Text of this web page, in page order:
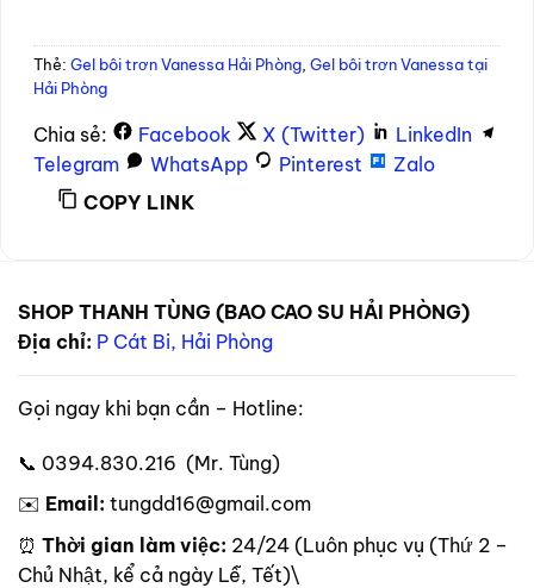
Thẻ: Gel bôi trơn Vanessa Hải Phòng Gel bôi trơn Vanessa tại
Hải Phòng
Chia sẻ: Facebook X (Twitter)
LinkedIn
Telegram
WhatsApp Pinterest
Zalo
COPY LINK
SHOP THANH TÙNG (BAO CAO SU HẢI PHÒNG)
Địa chỉ: P Cát Bi, Hải Phòng
Gọi ngay khi bạn cần – Hotline:
📞 0394.830.216 (Mr. Tùng)
✉️ Email: tungdd16@gmail.com
⏰ Thời gian làm việc: 24/24 (Luôn phục vụ (Thứ 2 –
Chủ Nhật, kể cả ngày Lễ, Tết)\